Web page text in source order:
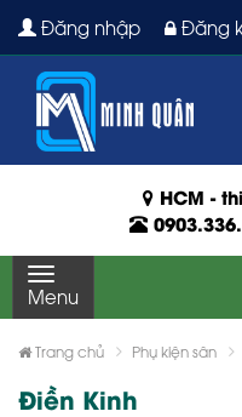
Đăng nhập Đăng
HCM -
Menu
Trang chủ Phụ kiện sân
Điền Kinh